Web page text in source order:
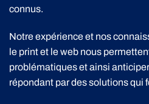
connus.
Notre expérience et nos
le print et le web nous
problématiques et ainsi
répondant par des solutions qui